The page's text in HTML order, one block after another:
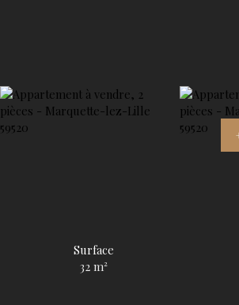
Estimation
Surface
32 m²